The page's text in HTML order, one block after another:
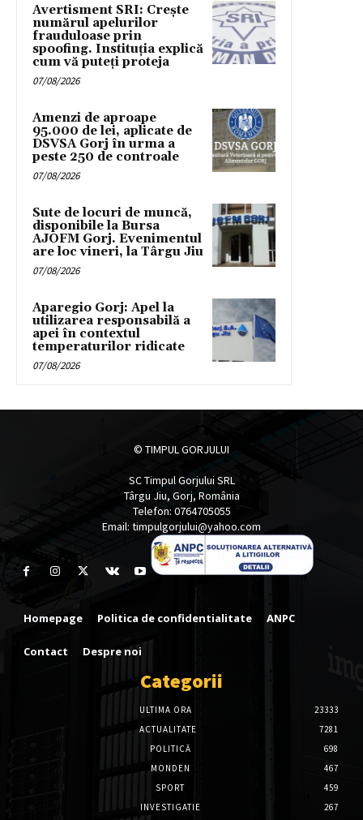
Avertisment SRI: Crește
numărul apelurilor
frauduloase prin
spoofing. Instituția explică
cum vă puteți proteja
07/08/2026
Amenzi de aproape
95.000 de lei, aplicate de
DSVSA Gorj în urma a
peste 250 de controale
07/08/2026
Sute de locuri de muncă,
disponibile la Bursa
AJOFM Gorj. Evenimentul
are loc vineri, la Târgu Jiu
07/08/2026
Aparegio Gorj: Apel la
utilizarea responsabilă a
apei în contextul
temperaturilor ridicate
07/08/2026
© TIMPUL GORJULUI
SC Timpul Gorjului SRL
Târgu Jiu, Gorj, România
Telefon: 0764705055
Email: timpulgorjului@yahoo.com
Homepage Politica de confidentialitate ANPC
Contact Despre noi
Categorii
ULTIMA ORA
23333
ACTUALITATE
7281
POLITICĂ
698
MONDEN
467
SPORT
459
INVESTIGATIE
267